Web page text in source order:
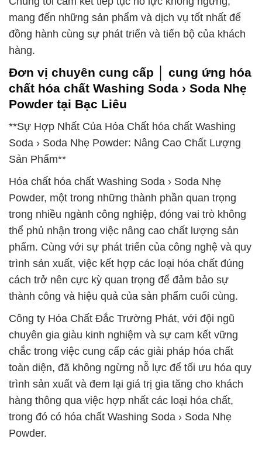
mang đến những sản phẩm và dịch vụ tốt nhất để
đồng hành cùng sự phát triển và tiến bộ của khách
hàng.
Đơn vị chuyên cung cấp │ cung ứng hóa
chất hóa chất Washing Soda › Soda Nhẹ
Powder tại Bạc Liêu
**Sự Hợp Nhất Của Hóa Chất hóa chất Washing
Soda › Soda Nhẹ Powder: Nâng Cao Chất Lượng
Sản Phẩm**
Hóa chất hóa chất Washing Soda › Soda Nhẹ
Powder, một trong những thành phần quan trọng
trong nhiều ngành công nghiệp, đóng vai trò không
thể phủ nhận trong việc nâng cao chất lượng sản
phẩm. Cùng với sự phát triển của công nghệ và quy
trình sản xuất, việc kết hợp các loại hóa chất đúng
cách trở nên cực kỳ quan trọng để đảm bảo sự
thành công và hiệu quả của sản phẩm cuối cùng.
Công ty Hóa Chất Đắc Trường Phát, với đội ngũ
chuyên gia giàu kinh nghiệm và sự cam kết vững
chắc trong việc cung cấp các giải pháp hóa chất
toàn diện, đã không ngừng nỗ lực để tối ưu hóa quy
trình sản xuất và đem lại giá trị gia tăng cho khách
hàng thông qua việc hợp nhất các loại hóa chất,
trong đó có hóa chất Washing Soda › Soda Nhẹ
Powder.